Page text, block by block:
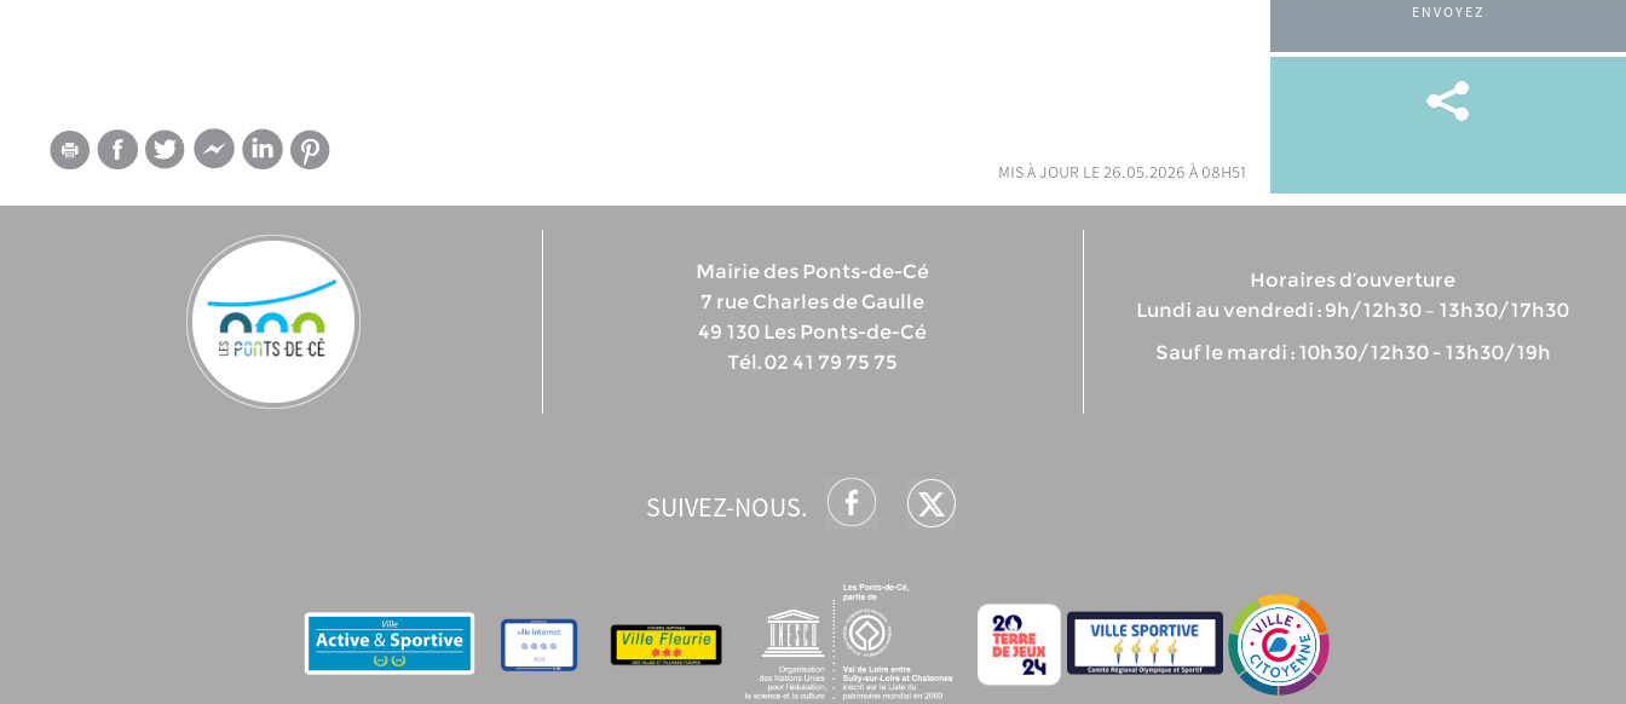
mis à jour le 26.05.2026 à 08h51
ENVOYEZ
Mairie des Ponts-de-Cé
7 rue Charles de Gaulle
49 130 Les Ponts-de-Cé
Tél. 02 41 79 75 75
Horaires d’ouverture
Lundi au vendredi : 9h/12h30 – 13h30/17h30
Sauf le mardi : 10h30/12h30 - 13h30/19h
SUIVEZ-NOUS.